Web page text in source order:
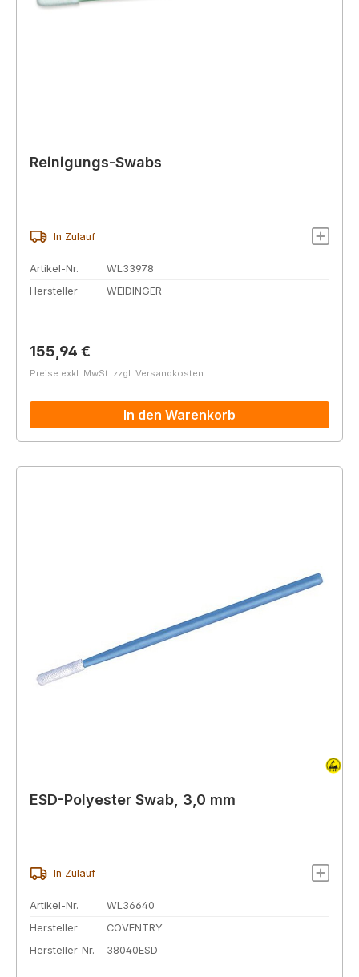
Reinigungs-Swabs
In Zulauf
Artikel-Nr.
WL33978
Hersteller
WEIDINGER
Regulärer Preis:
155,94 €
Preise exkl. MwSt. zzgl. Versandkosten
In den Warenkorb
ESD-Polyester Swab, 3,0 mm
In Zulauf
Artikel-Nr.
WL36640
Hersteller
COVENTRY
Hersteller-Nr.
38040ESD